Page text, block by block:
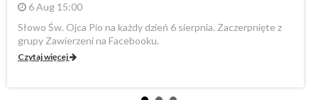
6 Aug 15:00
Słowo Św. Ojca Pio na każdy dzień 6 sierpnia. Zaczerpnięte z
grupy Zawierzeni na Facebooku.
Czytaj więcej